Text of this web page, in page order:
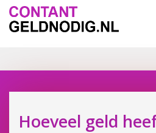
Hoeveel geld